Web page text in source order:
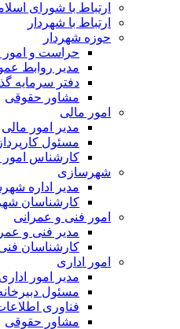
ارتباط با شورای
ارتباط با شهردار
حوزه شهردار
حراست و امور
مدیر روابط
دفتر سرمایه
مشاور حقوقی
امور مالی
مدیر امور مالی
مسئول
کارشناس امور
شهرسازی
مدیر اداره
کارشناسان
امور فنی و عمرانی
مدیر فنی و
کارشناسان
امور اداری
مدیر امور اداری
مسئول
فناوری
مشاور حقوقی